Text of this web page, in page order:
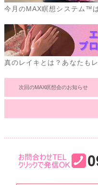
今月のMAX瞑想システム™
真のレイキとは？あなたも
次回のMAX瞑想会のお知らせ